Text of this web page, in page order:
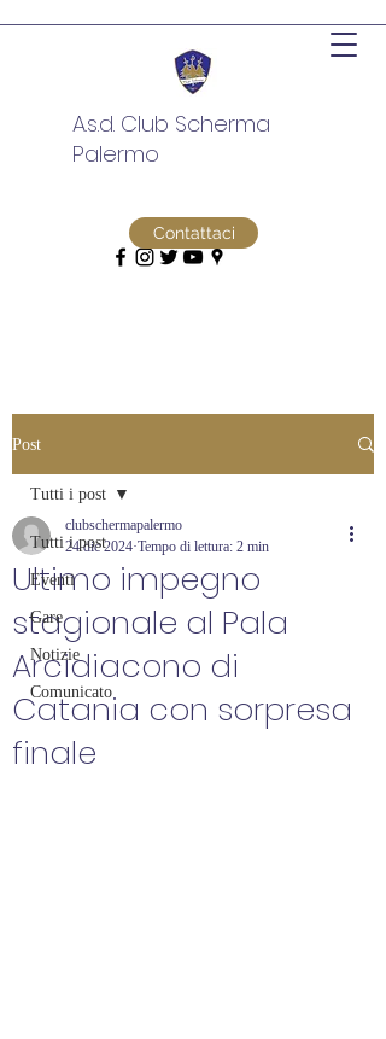
A.s.d. Club Scherma
Palermo
Contattaci
Post
Tutti i post
Eventi
Gare
Notizie
Comunicato
Tutti i post
Ultimo impegno
stagionale al Pala
Arcidiacono di
Catania con sorpresa
finale
clubschermapalermo
24 dic 2024 Tempo di lettura: 2 min